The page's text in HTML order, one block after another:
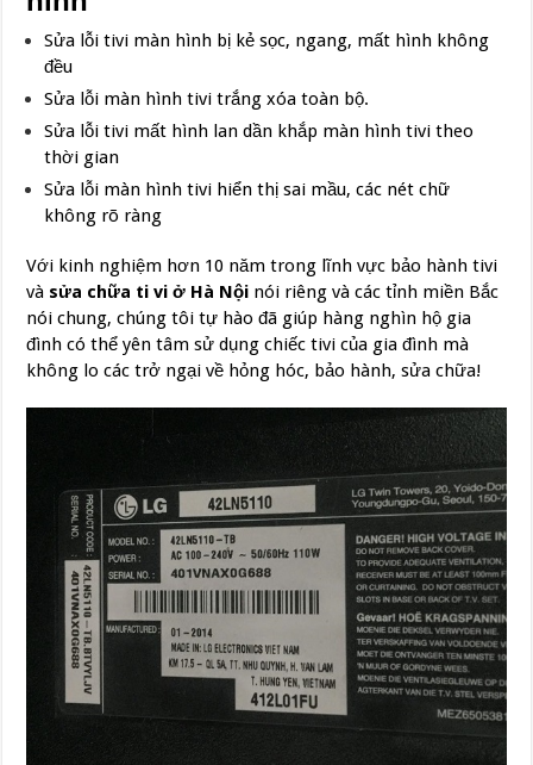
Sửa lỗi tivi màn hình bị kẻ sọc, ngang, mất hình không
đều
Sửa lỗi màn hình tivi trắng xóa toàn bộ.
Sửa lỗi tivi mất hình lan dần khắp màn hình tivi theo
thời gian
Sửa lỗi màn hình tivi hiển thị sai mầu, các nét chữ
không rõ ràng
Với kinh nghiệm hơn 10 năm trong lĩnh vực bảo hành tivi
và sửa chữa ti vi ở Hà Nội nói riêng và các tỉnh miền Bắc
nói chung, chúng tôi tự hào đã giúp hàng nghìn hộ gia
đình có thể yên tâm sử dụng chiếc tivi của gia đình mà
không lo các trở ngại về hỏng hóc, bảo hành, sửa chữa!